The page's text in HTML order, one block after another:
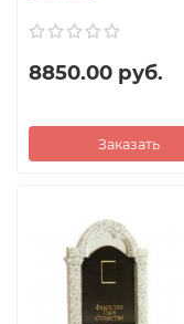
8850.00 руб.
Заказать